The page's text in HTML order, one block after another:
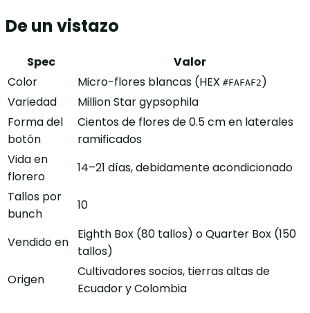
De un vistazo
Spec
Valor
Color
Micro-flores blancas (HEX #FAFAF2 )
Variedad
Million Star gypsophila
Forma del
botón
Cientos de flores de 0.5 cm en laterales
ramificados
Vida en
florero
14–21 días, debidamente acondicionado
Tallos por
bunch
10
Vendido en
Eighth Box (80 tallos) o Quarter Box (150
tallos)
Origen
Cultivadores socios, tierras altas de
Ecuador y Colombia